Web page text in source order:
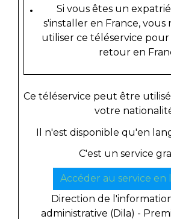
Si vous êtes un
s'installer en France, vous
utiliser ce téléservice
retour en
Ce téléservice peut être
votre
Il n'est disponible qu'en
C'est un service
Accéder au service en
Direction de
administrative (Dila) -